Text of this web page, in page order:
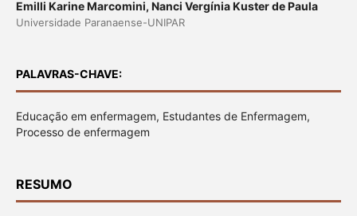
Emilli Karine Marcomini, Nanci Vergínia Kuster de Paula
Universidade Paranaense-UNIPAR
PALAVRAS-CHAVE:
Educação em enfermagem, Estudantes de Enfermagem,
Processo de enfermagem
RESUMO